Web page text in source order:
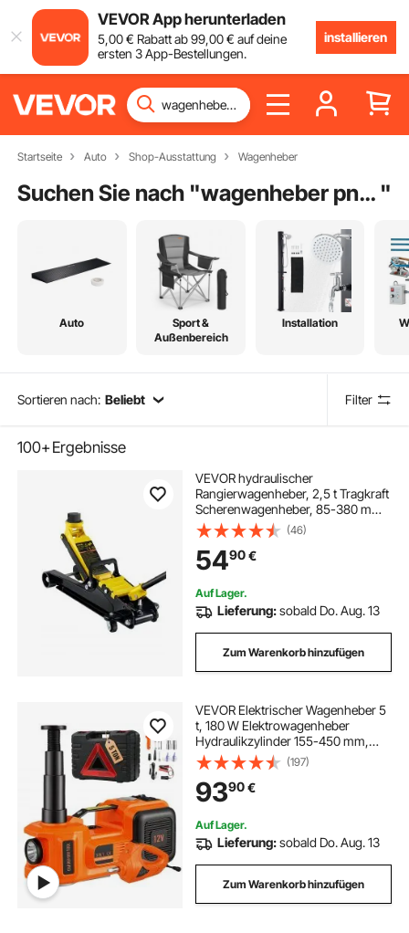
VEVOR App herunterladen
5,00€ Rabatt ab99,00€ auf deine
ersten 3 App-Bestellungen.
installieren
Startseite Auto Shop-Ausstattung Wagenheber
Suchen Sie nach " wagenheber pneumatisch hydraulisch "
Auto
Sport &
Außenbereich
Installation
Sortieren nach: Beliebt Filter
100+Ergebnisse
VEVOR hydraulischer
Rangierwagenheber, 2,5 t Tragkraft
Scherenwagenheber, 85-380 mm
Höhenbereich hydraulischer
Wagenheber Einzelkolben Heber,
Autoheber für Familienautos,
Lastwagen, SUVs
(46)
5490€
Auf Lager.
Lieferung:sobald Do. Aug. 13
Zum Warenkorb hinzufügen
VEVOR Elektrischer Wagenheber 5
t, 180 W Elektrowagenheber
Hydraulikzylinder 155-450 mm,
Hydraulik-Handpumpe
Wagenheber mit Schlagschrauber
Werkzeugkasten Netzkabel für
Autos SUVs
(197)
9390€
Auf Lager.
Lieferung:sobald Do. Aug. 13
Zum Warenkorb hinzufügen